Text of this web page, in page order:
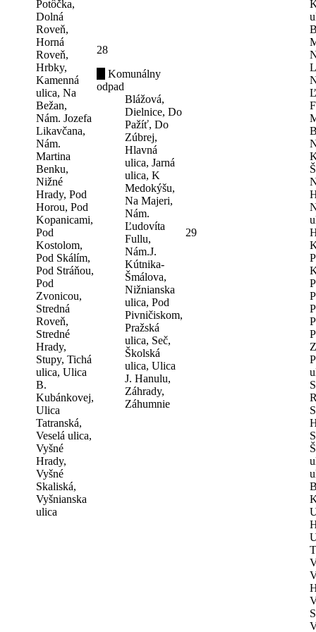
Potôčka,
Dolná
Roveň,
Horná
Roveň,
Hrbky,
Kamenná
ulica, Na
Bežan,
Nám. Jozefa
Likavčana,
Nám.
Martina
Benku,
Nižné
Hrady, Pod
Horou, Pod
Kopanicami,
Pod
Kostolom,
Pod Skálím,
Pod Stráňou,
Pod
Zvonicou,
Stredná
Roveň,
Stredné
Hrady,
Stupy, Tichá
ulica, Ulica
B.
Kubánkovej,
Ulica
Tatranská,
Veselá ulica,
Vyšné
Hrady,
Vyšné
Skaliská,
Vyšnianska
ulica
28
Komunálny
odpad
Blážová,
Dielnice, Do
Pažíť, Do
Zúbrej,
Hlavná
ulica, Jarná
ulica, K
Medokýšu,
Na Majeri,
Nám.
Ľudovíta
Fullu,
Nám.J.
Kútnika-
Šmálova,
Nižnianska
ulica, Pod
Pivničiskom,
Pražská
ulica, Seč,
Školská
ulica, Ulica
J. Hanulu,
Záhrady,
Záhumnie
29